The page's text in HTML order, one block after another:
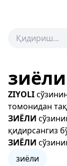
зиёли
ZIYOLI
томонидан
ЗИЁЛИ
қидирсангиз
ЗИЁЛИ
зиёли